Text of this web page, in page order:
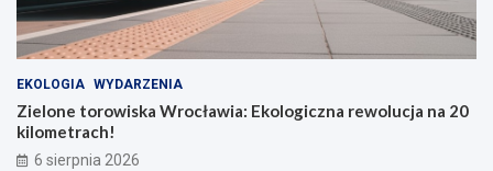
EKOLOGIA WYDARZENIA
Zielone torowiska Wrocławia: Ekologiczna rewolucja na 20
kilometrach!
6 sierpnia 2026